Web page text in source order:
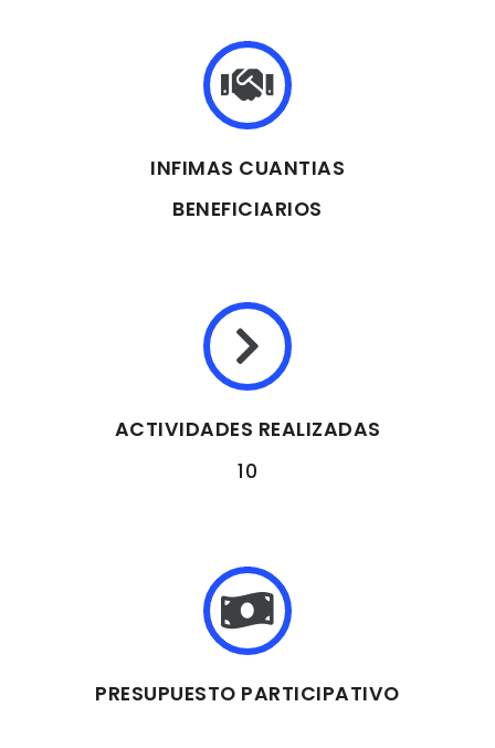
INFIMAS CUANTIAS
BENEFICIARIOS
ACTIVIDADES REALIZADAS
10
PRESUPUESTO PARTICIPATIVO